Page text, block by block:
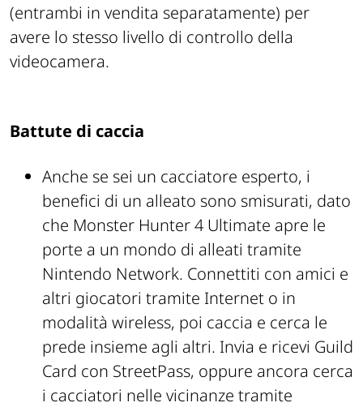
(entrambi in vendita separatamente) per
avere lo stesso livello di controllo della
videocamera.
Battute di caccia
Anche se sei un cacciatore esperto, i
benefici di un alleato sono smisurati, dato
che Monster Hunter 4 Ultimate apre le
porte a un mondo di alleati tramite
Nintendo Network. Connettiti con amici e
altri giocatori tramite Internet o in
modalità wireless, poi caccia e cerca le
prede insieme agli altri. Invia e ricevi Guild
Card con StreetPass, oppure ancora cerca
i cacciatori nelle vicinanze tramite